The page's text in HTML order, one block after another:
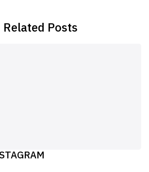
Related Posts